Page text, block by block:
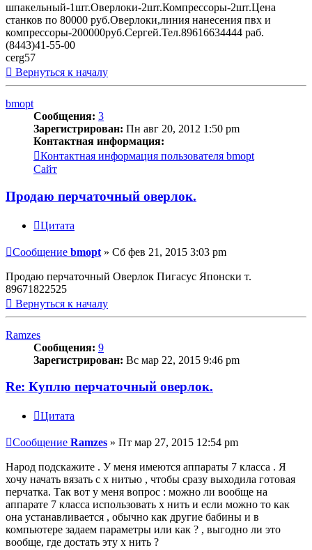
шпакельный-1шт.Оверлоки-2шт.Компрессоры-2шт.Цена
станков по 80000 руб.Оверлоки,линия нанесения пвх и
компрессоры-200000руб.Сергей.Тел.89616634444 раб.
(8443)41-55-00
cerg57
Вернуться к началу
bmopt
Сообщения: 3
Зарегистрирован: Пн авг 20, 2012 1:50 pm
Контактная информация:
Контактная информация пользователя bmopt
Сайт
Продаю перчаточный оверлок.
Цитата
Сообщение bmopt » Сб фев 21, 2015 3:03 pm
Продаю перчаточный Оверлок Пигасус Японски т.
89671822525
Вернуться к началу
Ramzes
Сообщения: 9
Зарегистрирован: Вс мар 22, 2015 9:46 pm
Re: Куплю перчаточный оверлок.
Цитата
Сообщение Ramzes » Пт мар 27, 2015 12:54 pm
Народ подскажите . У меня имеются аппараты 7 класса . Я
хочу начать вязать с х нитью , чтобы сразу выходила готовая
перчатка. Так вот у меня вопрос : можно ли вообще на
аппарате 7 класса использовать х нить и если можно то как
она устанавливается , обычно как другие бабины и в
компьютере задаем параметры или как ? , выгодно ли это
вообще, где достать эту х нить ?